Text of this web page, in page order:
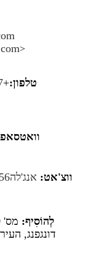
>
טלפון:+
ווצ'אט: אנג'לה000999-56
לְהוֹסִיף:
דונגפנג,